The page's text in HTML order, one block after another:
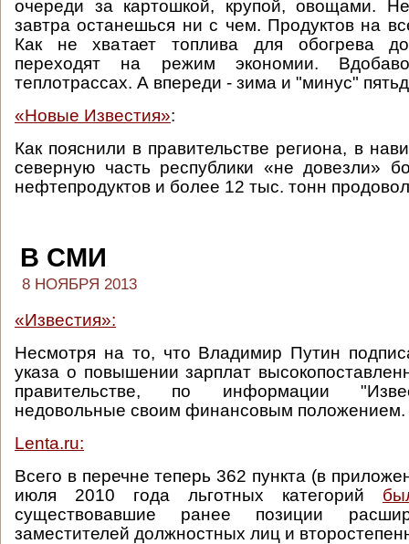
очереди за картошкой, крупой, овощами.
завтра останешься ни с чем. Продуктов на
Как не хватает топлива для обогрева
переходят на режим экономии.
теплотрассах. А впереди - зима и "минус"
«Новые Известия»:
Как пояснили в правительстве региона, в
северную часть республики «не довезли»
нефтепродуктов и более 12 тыс. тонн
В СМИ
8 НОЯБРЯ 2013
«Известия»:
Несмотря на то, что Владимир Путин
указа о повышении зарплат
правительстве, по информации
недовольные своим финансовым положением.
Lenta.ru:
Всего в перечне теперь 362 пункта (в
июля 2010 года льготных категорий
существовавшие ранее позиции
заместителей должностных лиц и